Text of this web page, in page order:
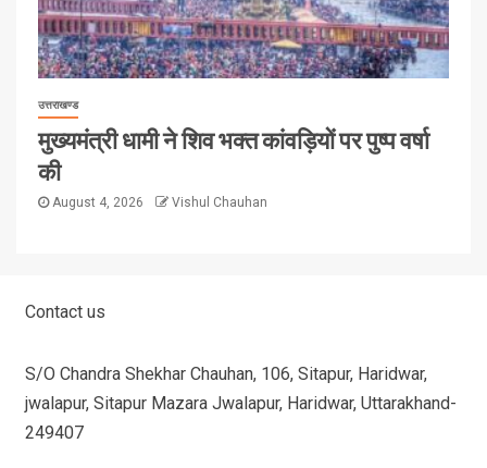
उत्तराखण्ड
मुख्यमंत्री धामी ने शिव भक्त कांवड़ियों पर पुष्प वर्षा
की
August 4, 2026 Vishul Chauhan
Contact us
S/O Chandra Shekhar Chauhan, 106, Sitapur, Haridwar,
jwalapur, Sitapur Mazara Jwalapur, Haridwar, Uttarakhand-
249407